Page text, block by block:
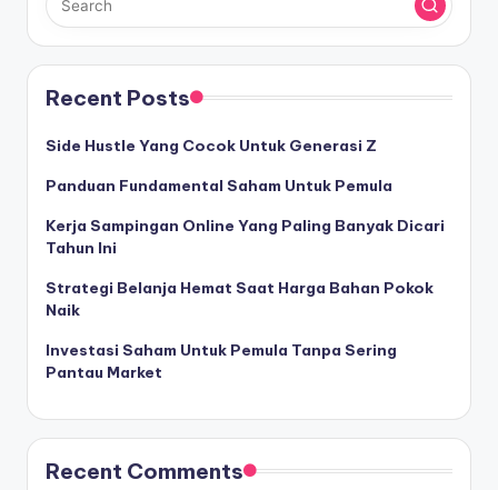
Recent Posts
Side Hustle Yang Cocok Untuk Generasi Z
Panduan Fundamental Saham Untuk Pemula
Kerja Sampingan Online Yang Paling Banyak Dicari
Tahun Ini
Strategi Belanja Hemat Saat Harga Bahan Pokok
Naik
Investasi Saham Untuk Pemula Tanpa Sering
Pantau Market
Recent Comments